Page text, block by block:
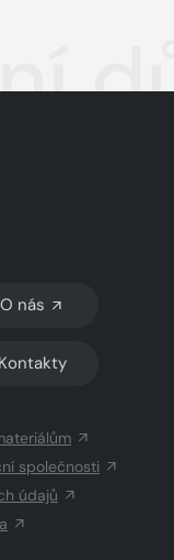
TMAVÝ REŽIM
O nás
Kontakty
společnosti
údajů